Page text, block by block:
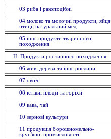
03 риба i ракоподібні
04 молоко та молочні продукти, яйця
птиці; натуральний мед
05 інші продукти тваринного
походження
II. Продукти рослинного походження
06 живі дерева та інші рослини
07 овочi
08 їстівні плоди та горіхи
09 кава, чай
10 зерновi культури
11 продукцiя борошномельно-
круп'яної промисловості